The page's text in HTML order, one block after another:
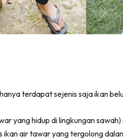
terdapat sejenis saja ikan
yang hidup di lingkungan
ikan air tawar yang tergolong